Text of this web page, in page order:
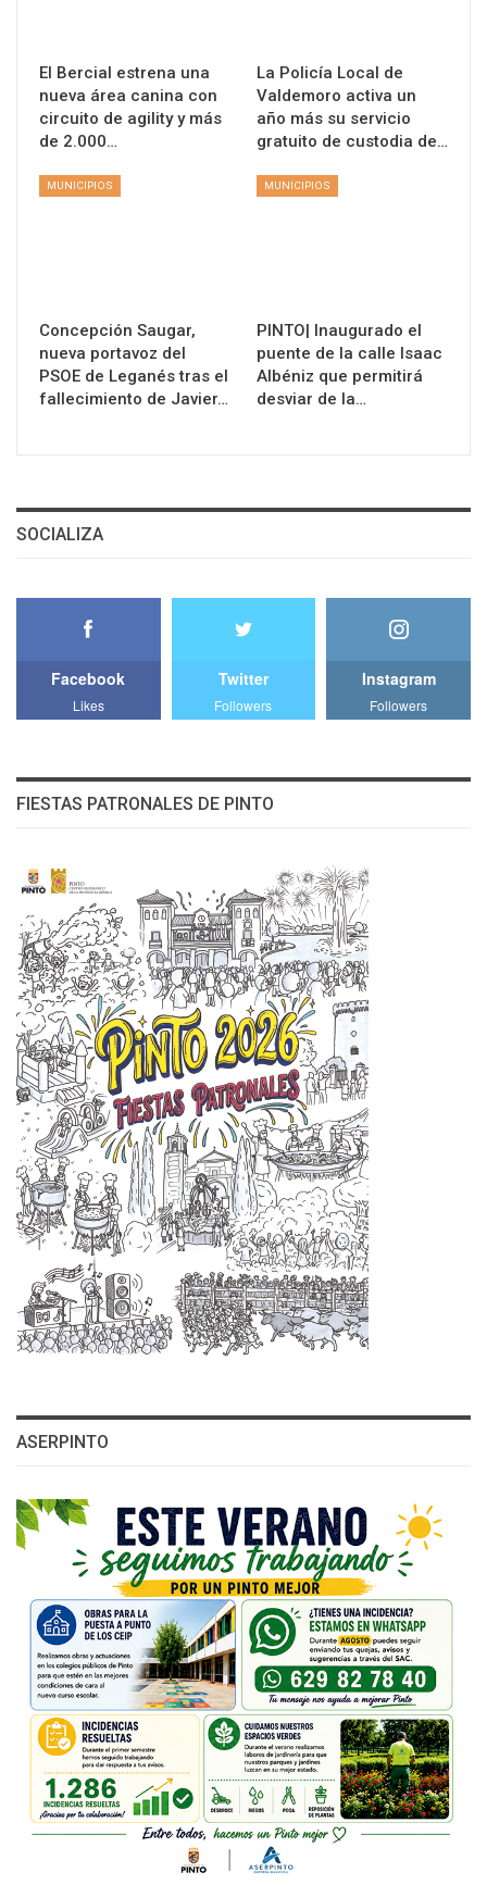
El Bercial estrena una
nueva área canina con
circuito de agility y más
de 2.000…
La Policía Local de
Valdemoro activa un
año más su servicio
gratuito de custodia de…
MUNICIPIOS
Concepción Saugar,
nueva portavoz del
PSOE de Leganés tras el
fallecimiento de Javier…
MUNICIPIOS
PINTO| Inaugurado el
puente de la calle Isaac
Albéniz que permitirá
desviar de la…
SOCIALIZA
Facebook
Likes
Twitter
Followers
Instagram
Followers
FIESTAS PATRONALES DE PINTO
ASERPINTO